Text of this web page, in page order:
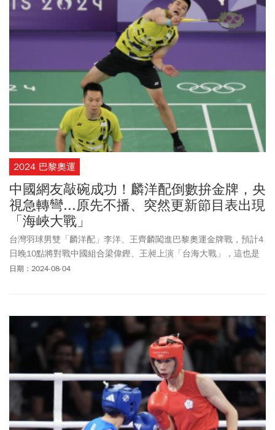
畫面，內容質疑麟洋配巡迴賽都早早出局，只在奧運贏球奪牌，
「現在又要領2000萬了，你知道那是人民辛苦繳出去的錢嗎？」對
此李洋也展現高EQ，強調自己也有繳稅，從沒以錢為出發點，只要
上場就想贏。為獎勵奧運奪牌選手，各縣市政府也加碼獎金，像是
李洋為金門人，金門縣府就宣布加碼至300萬元；而王齊麟身為台北
市選手，台北市長蔣萬安稍早也表示，已拍板定案會加倍，金牌獎
金加上訓補金，至少可獲272萬元。
2024 巴黎奧運
中國網友敲碗成功！麟洋配倒數拚金牌，央
視急轉彎...原先不播、突然更新節目表出現
「海峽大戰」
台灣羽球男雙「麟洋配」李洋、王齊麟闖進巴黎奧運金牌戰，預計4
日晚10點將對戰中國組合梁偉鏗、王昶上演「台海大戰」，這也是
兩人第2度闖進奧運金牌戰，全台民眾都集氣加油！此場賽事中國網
場比賽的轉播時程，但後來突然又改掉，取而代之的是「錄像：體
操男子吊環」，但引發大批中國網友不滿；查看央視最新節目表，
在奧林匹克頻道（CCTV-16）的節目表上又加入了此場比賽的轉播。
值得一提的是，3年前東京奧運麟洋配擊敗中國組合奪金，當時央視
在頒獎儀式途中直接切斷訊號。
日期：2024-08-04